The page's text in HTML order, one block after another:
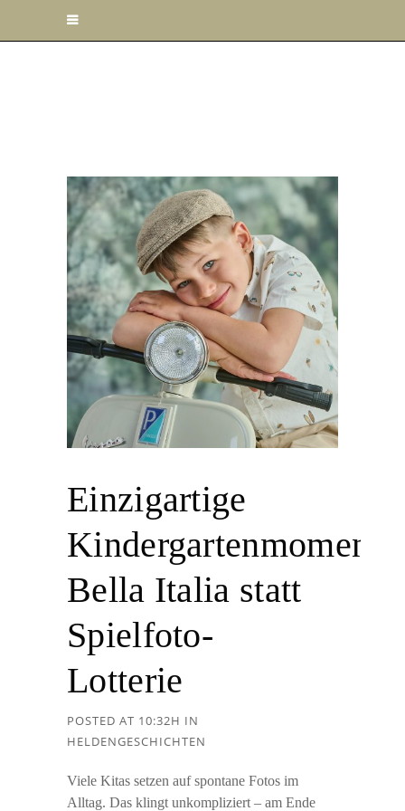
Einzigartige
Bella Italia statt
Spielfoto-
Lotterie
POSTED AT 10:32H IN
HELDENGESCHICHTEN
Viele Kitas setzen auf spontane Fotos im
Alltag. Das klingt unkompliziert – am Ende